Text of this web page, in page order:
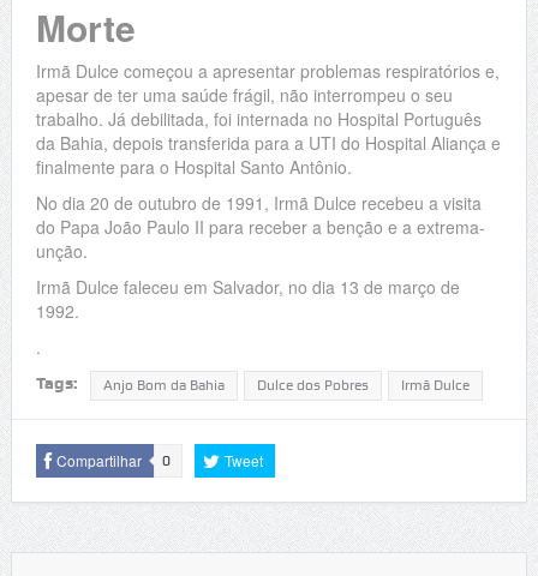
Morte
Irmã Dulce começou a apresentar problemas respiratórios e,
apesar de ter uma saúde frágil, não interrompeu o seu
trabalho. Já debilitada, foi internada no Hospital Português
da Bahia, depois transferida para a UTI do Hospital Aliança e
finalmente para o Hospital Santo Antônio.
No dia 20 de outubro de 1991, Irmã Dulce recebeu a visita
do Papa João Paulo II para receber a benção e a extrema-
unção.
Irmã Dulce faleceu em Salvador, no dia 13 de março de
1992.
.
Tags: Anjo Bom da Bahia Dulce dos Pobres Irmã Dulce
Compartilhar 0 Tweet